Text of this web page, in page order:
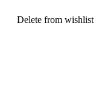
Delete from wishlist